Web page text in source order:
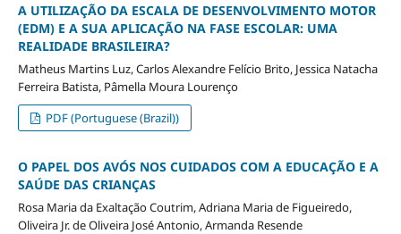
A UTILIZAÇÃO DA ESCALA DE DESENVOLVIMENTO MOTOR
(EDM) E A SUA APLICAÇÃO NA FASE ESCOLAR: UMA
REALIDADE BRASILEIRA?
Matheus Martins Luz, Carlos Alexandre Felício Brito, Jessica Natacha
Ferreira Batista, Pâmella Moura Lourenço
PDF (Portuguese (Brazil))
O PAPEL DOS AVÓS NOS CUIDADOS COM A EDUCAÇÃO E A
SAÚDE DAS CRIANÇAS
Rosa Maria da Exaltação Coutrim, Adriana Maria de Figueiredo,
Oliveira Jr. de Oliveira José Antonio, Armanda Resende